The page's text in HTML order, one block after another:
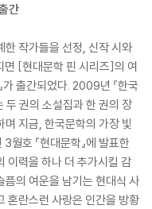
간
한 작가들을 선정, 신작 시와
면 [현대문학 핀 시리즈]의 여
가 출간되었다. 2009년 『한국
두 권의 소설집과 한 권의 장
지금, 한국문학의 가장 빛
호 『현대문학』에 발표한
이력을 하나 더 추가시킬 감
픔의 여운을 남기는 현대식 사
혼란스런 사랑은 인간을 방황